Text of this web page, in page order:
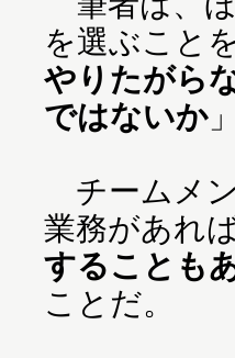
を選ぶこと
やりたがら
ではないか
チームメ
業務があれ
することも
ことだ。